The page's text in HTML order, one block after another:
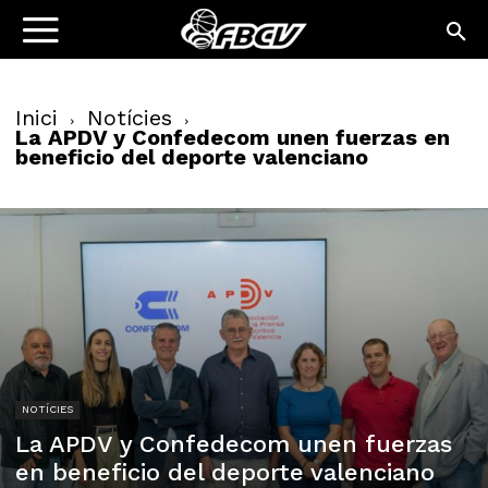
Inici Notícies
La APDV y Confedecom unen fuerzas en
beneficio del deporte valenciano
NOTÍCIES
La APDV y Confedecom unen fuerzas
en beneficio del deporte valenciano